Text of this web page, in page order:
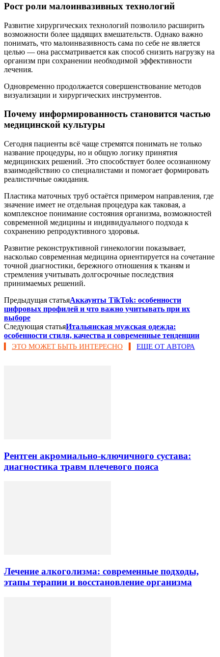
Рост роли малоинвазивных технологий
Развитие хирургических технологий позволило расширить
возможности более щадящих вмешательств. Однако важно
понимать, что малоинвазивность сама по себе не является
целью — она рассматривается как способ снизить нагрузку на
организм при сохранении необходимой эффективности
лечения.
Одновременно продолжается совершенствование методов
визуализации и хирургических инструментов.
Почему информированность становится частью
медицинской культуры
Сегодня пациенты всё чаще стремятся понимать не только
название процедуры, но и общую логику принятия
медицинских решений. Это способствует более осознанному
взаимодействию со специалистами и помогает формировать
реалистичные ожидания.
Пластика маточных труб остаётся примером направления, где
значение имеет не отдельная процедура как таковая, а
комплексное понимание состояния организма, возможностей
современной медицины и индивидуального подхода к
сохранению репродуктивного здоровья.
Развитие реконструктивной гинекологии показывает,
насколько современная медицина ориентируется на сочетание
точной диагностики, бережного отношения к тканям и
стремления учитывать долгосрочные последствия
принимаемых решений.
Предыдущая статьяАккаунты TikTok: особенности
цифровых профилей и что важно учитывать при их
выборе
Следующая статьяИтальянская мужская одежда:
особенности стиля, качества и современные тенденции
ЭТО МОЖЕТ БЫТЬ ИНТЕРЕСНО ЕЩЕ ОТ АВТОРА
Рентген акромиально-ключичного сустава:
диагностика травм плечевого пояса
Лечение алкоголизма: современные подходы,
этапы терапии и восстановление организма